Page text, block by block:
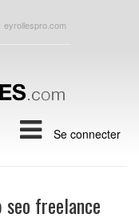
eyrollespro.com
Se connecter
seo freelance